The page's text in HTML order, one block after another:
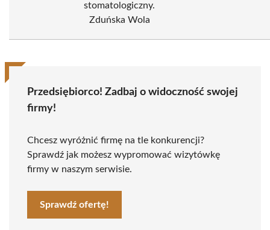
stomatologiczny.
Zduńska Wola
Przedsiębiorco! Zadbaj o widoczność swojej
firmy!
Chcesz wyróżnić firmę na tle konkurencji?
Sprawdź jak możesz wypromować wizytówkę
firmy w naszym serwisie.
Sprawdź ofertę!